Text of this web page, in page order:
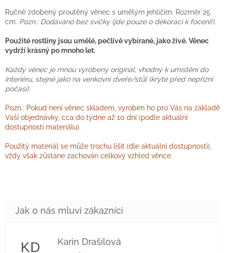
Ručně zdobený proutěný věnec s umělým jehličím. Rozměr 25
cm. Pozn.: Dodáváno bez svíčky (jde pouze o dekoraci k focení!).
Použité rostliny jsou umělé, pečlivě vybírané, jako živé. Věnec
vydrží krásný po mnoho let.
Každý věnec je mnou vyrobený originál, vhodný k umístění do
interiéru, stejně jako na venkovní dveře/stůl (kryté před nepřízní
počasí).
Pozn.: Pokud není věnec skladem, vyrobím ho pro Vás na základě
Vaší objednávky, cca do týdne až 10 dní (podle aktuální
dostupnosti materiálu).
Použitý materiál se může trochu lišit (dle aktuální dostupnosti),
vždy však zůstane zachován celkový vzhled věnce.
KD Karin Drašilová